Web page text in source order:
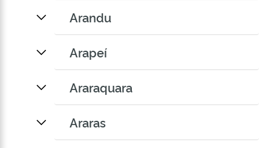
Arandu
Arapeí
Araraquara
Araras